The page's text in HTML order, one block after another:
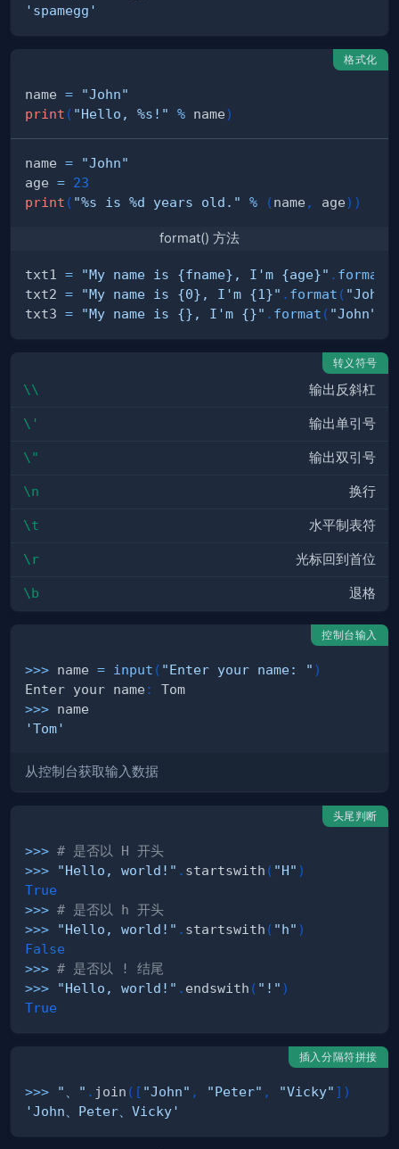
'spamegg'
格式化
name =
"John"
print ( "Hello, %s!" % name)
name =
"John"
age = 23
print ( "%s is %d years old." % (name , age) )
format() 方法
txt1 = "My name is {fname}, I'm {age}" . format
txt2 = "My name is {0}, I'm {1}" . format ( "John"
txt3 = "My name is {}, I'm {}" . format ( "John"
转义符号
\\ 输出反斜杠
\' 输出单引号
\" 输出双引号
\n 换行
\t 水平制表符
\r 光标回到首位
\b 退格
控制台输入
>>> name = input ( "Enter your name: " )
Enter your name :
>>>
'Tom'
从控制台获取输入数据
头尾判断
>>> # 是否以 H 开头
>>> "Hello, world!" . startswith ( "H" )
True
>>> # 是否以 h 开头
>>> "Hello, world!" . startswith ( "h" )
False
>>> # 是否以 ! 结尾
>>> "Hello, world!" . endswith ( "!" )
True
插入分隔符拼接
>>> "、" . join ( [ "John" , "Peter" , "Vicky" ] )
'John、Peter、Vicky'